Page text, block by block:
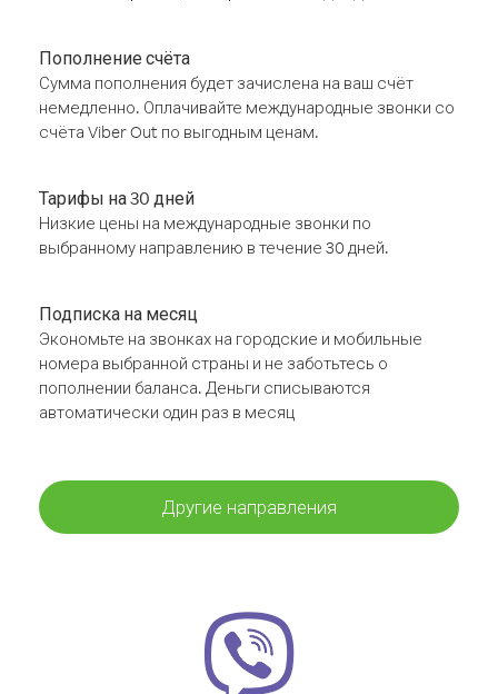
Пополнение счёта
Сумма пополнения будет зачислена на ваш счёт
немедленно. Оплачивайте международные звонки со
счёта Viber Out по выгодным ценам.
Тарифы на 30 дней
Низкие цены на международные звонки по
выбранному направлению в течение 30 дней.
Подписка на месяц
Экономьте на звонках на городские и мобильные
номера выбранной страны и не заботьтесь о
пополнении баланса. Деньги списываются
автоматически один раз в месяц
Другие направления